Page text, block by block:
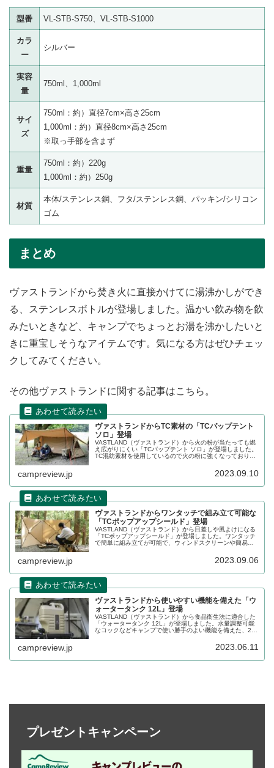
型番 VL-STB-S750、VL-STB-S1000
カラ
ー
シルバー
実容
量
750ml、1,000ml
サイ
ズ
750ml：約）直径7cm×高さ25cm
1,000ml：約）直径8cm×高さ25cm
※取っ手部を含まず
重量
750ml：約）220g
1,000ml：約）250g
材質
本体/ステンレス鋼、フタ/ステンレス鋼、パッキン/シリコン
ゴム
まとめ
ヴァストランドから焚き火に直接かけてに湯沸かしができ
る、ステンレスボトルが登場しました。温かい飲み物を飲
みたいときなど、キャンプでちょっとお湯を沸かしたいと
きに重宝しそうなアイテムです。気になる方はぜひチェッ
クしてみてください。
その他ヴァストランドに関する記事はこちら。
ヴァストランドからTC素材の「TCパップテント
ソロ」登場
VASTLAND（ヴァストランド）から火の粉が当たっても燃
え広がりにくい「TCパップテント ソロ」が登場しました。
TC混紡素材を使用しているので火の粉に強くなっており、
campreview.jp 2023.09.10
ヴァストランドからワンタッチで組み立て可能な
「TCポップアップシールド」登場
VASTLAND（ヴァストランド）から日差しや風よけになる
「TCポップアップシールド」が登場しました。ワンタッチ
で簡単に組み立てが可能で、ウィンドスクリーンや簡易的
campreview.jp 2023.09.06
ヴァストランドから使いやすい機能を備えた「ウ
ォータータンク 12L」登場
VASTLAND（ヴァストランド）から食品衛生法に適合した
「ウォータータンク 12L」が登場しました。水量調整可能
なコックなどキャンプで使い勝手のよい機能を備えた、2〜
campreview.jp 2023.06.11
プレゼントキャンペーン